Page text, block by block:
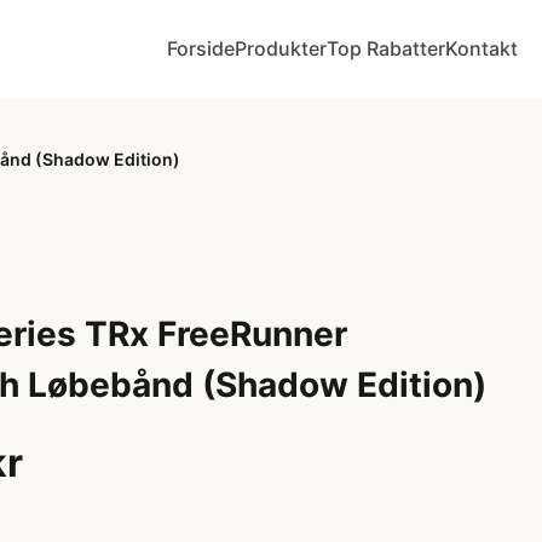
ForsideProdukterTop RabatterKontakt
(Shadow Edition)
TRx FreeRunner
Løbebånd (Shadow Edition)